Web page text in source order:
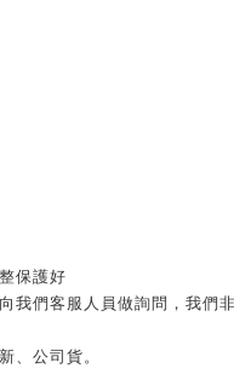
保護好
我們客服人員做詢問，我們
、公司貨。